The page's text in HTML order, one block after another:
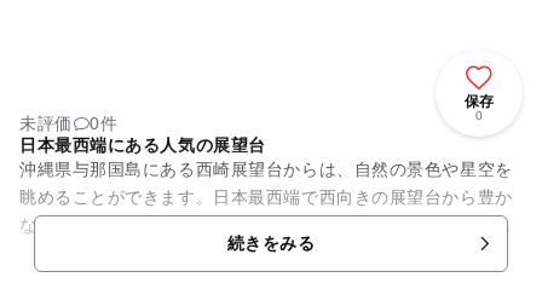
保存
0
未評価
0件
日本最西端にある人気の展望台
沖縄県与那国島にある西崎展望台からは、自然の景色や星空を
眺めることができます。日本最西端で西向きの展望台から豊か
な自然の景色を堪能できます。きれいに整備された展望台には
ベンチが備わっているので、...続きをみる